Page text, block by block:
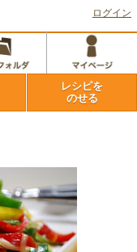
ログイン
レシピを
のせる